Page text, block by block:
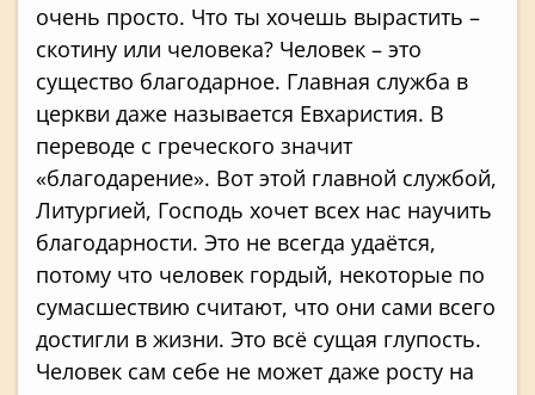
очень просто. Что ты хочешь вырастить –
скотину или человека? Человек – это
существо благодарное. Главная служба в
церкви даже называется Евхаристия. В
переводе с греческого значит
«благодарение». Вот этой главной службой,
Литургией, Господь хочет всех нас научить
благодарности. Это не всегда удаётся,
потому что человек гордый, некоторые по
сумасшествию считают, что они сами всего
достигли в жизни. Это всё сущая глупость.
Человек сам себе не может даже росту на